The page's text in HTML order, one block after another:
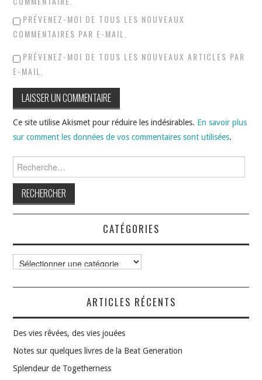
PRÉVENEZ-MOI DE TOUS LES NOUVEAUX
COMMENTAIRES PAR E-MAIL.
PRÉVENEZ-MOI DE TOUS LES NOUVEAUX ARTICLES PAR
E-MAIL.
Ce site utilise Akismet pour réduire les indésirables. En savoir plus
sur comment les données de vos commentaires sont utilisées.
CATÉGORIES
Catégories
ARTICLES RÉCENTS
Des vies rêvées, des vies jouées
Notes sur quelques livres de la Beat Generation
Splendeur de Togetherness